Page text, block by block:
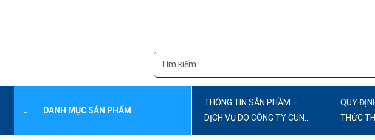
DANH MỤC SẢN PHẨM
THÔNG TIN SẢN PHẦM –
DỊCH VỤ DO CÔNG TY CUNG
CẤP
QUY
THỨC
TOÁN